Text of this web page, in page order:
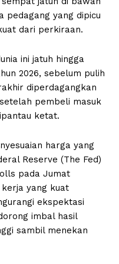
pedagang yang dipicu
dari perkiraan.
ini jatuh hingga
2026, sebelum pulih
diperdagangkan
setelah pembeli masuk
ketat.
harga yang
Reserve (The Fed)
pada Jumat
yang kuat
ekspektasi
imbal hasil
sambil menekan